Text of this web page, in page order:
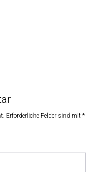
Erforderliche Felder sind mit *